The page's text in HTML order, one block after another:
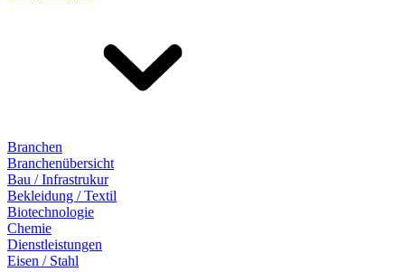
Branchen
Branchenübersicht
Bau / Infrastrukur
Bekleidung / Textil
Biotechnologie
Chemie
Dienstleistungen
Eisen / Stahl